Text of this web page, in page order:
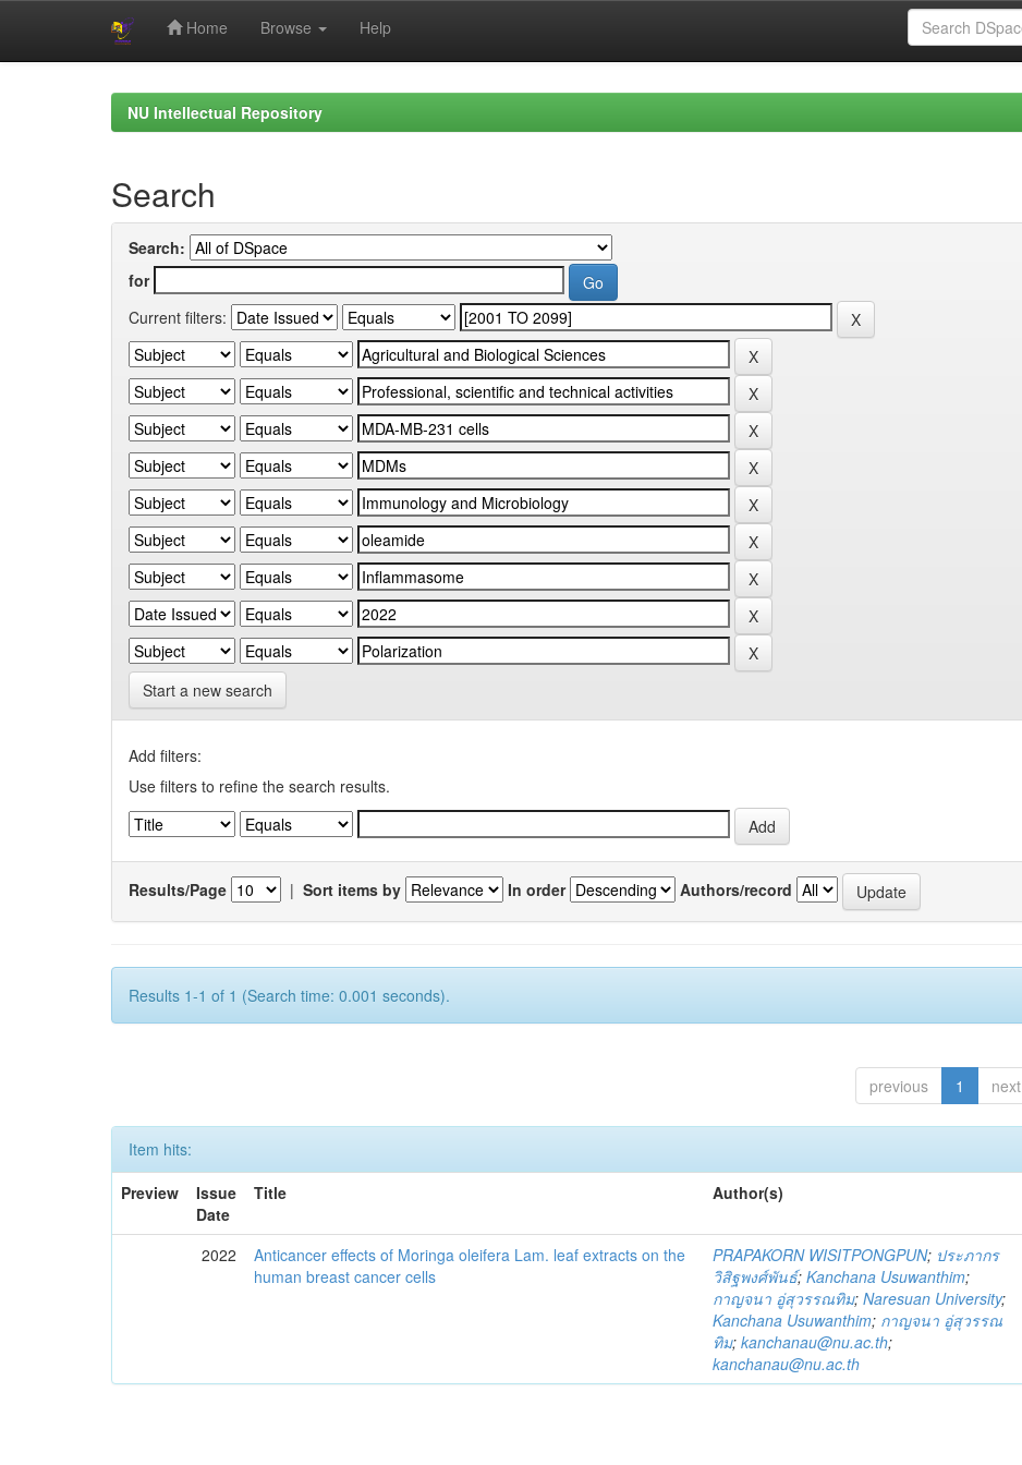
Home Browse Help
NU Intellectual Repository
Search
Search:
for
Current filters:
Start a new search
Add filters:
Use filters to refine the search results.
Results/Page | Sort items by In order Authors/record
Results 1-1 of 1 (Search time: 0.001 seconds).
previous 1 next
Item hits:
Preview
Issue
Date
Title Author(s)
2022
Anticancer effects of Moringa oleifera Lam. leaf extracts on the
human breast cancer cells
PRAPAKORN WISITPONGPUN; ประภากร
วิสิฐพงศ์พันธ์;Kanchana Usuwanthim;
กาญจนา อู่สุวรรณทิม;Naresuan University;
Kanchana Usuwanthim; กาญจนา อู่สุวรรณ
ทิม;kanchanau@nu.ac.th;
kanchanau@nu.ac.th